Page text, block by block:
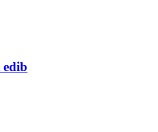
edib